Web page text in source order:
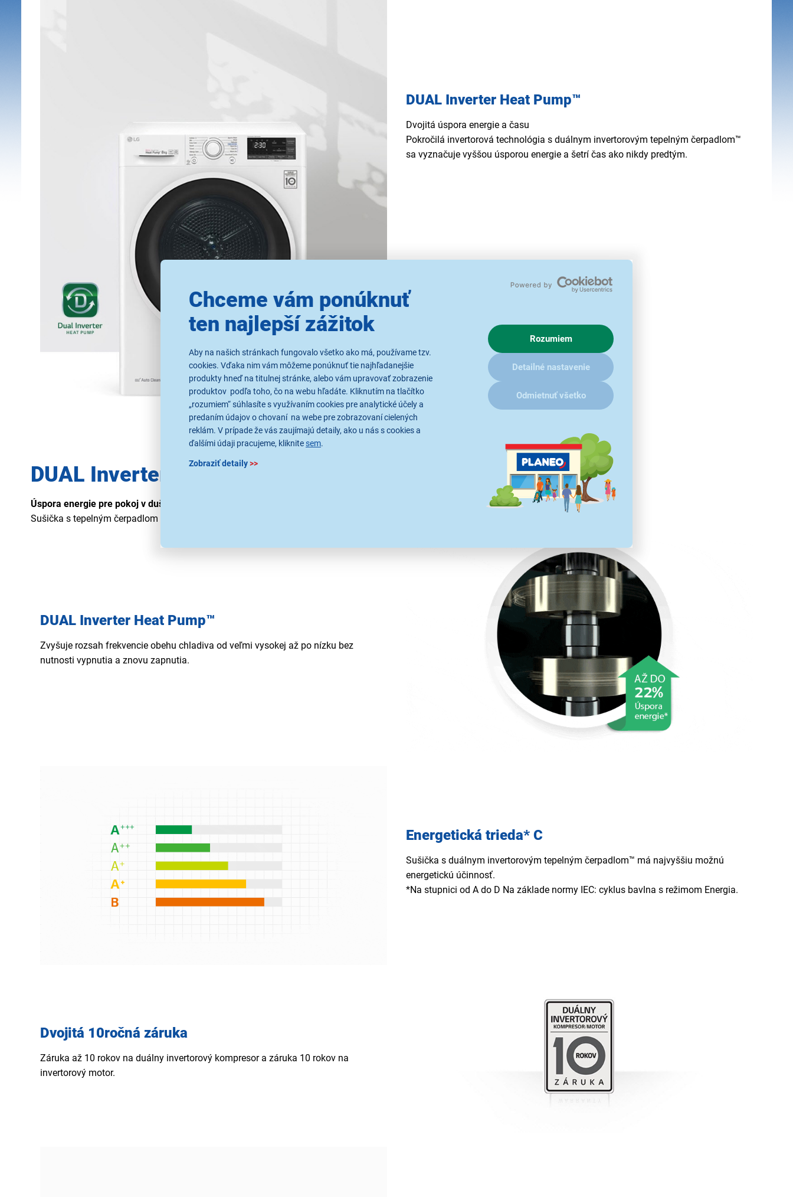
Chceme vám ponúknuť
ten najlepší zážitok
Aby na našich stránkach fungovalo všetko ako má, používame tzv.
cookies. Vďaka nim vám môžeme ponúknuť tie najhľadanejšie
produkty hneď na titulnej stránke, alebo vám upravovať zobrazenie
produktov podľa toho, čo na webu hľadáte. Kliknutím na tlačítko
„rozumiem“ súhlasíte s využívaním cookies pre analytické účely a
predaním údajov o chovaní na webe pre zobrazovaní cielených
reklám. V prípade že vás zaujímajú detaily, ako u nás s cookies a
ďalšími údaji pracujeme, kliknite sem.
Zobraziť detaily>>
Rozumiem
Detailné nastavenie
Odmietnuť všetko
DUAL Inverter Heat Pump™
Dvojitá úspora energie a času
Pokročilá invertorová technológia s duálnym invertorovým tepelným čerpadlom™
sa vyznačuje vyššou úsporou energie a šetrí čas ako nikdy predtým.
DUAL Inverter Heat Pump™
Úspora energie pre pokoj v duši
Sušička s tepelným čerpadlom DUAL Inverter Heat Pump™ spĺňa všetky vaše požiadavky.
DUAL Inverter Heat Pump™
Zvyšuje rozsah frekvencie obehu chladiva od veľmi vysokej až po nízku bez
nutnosti vypnutia a znovu zapnutia.
Energetická trieda* C
Sušička s duálnym invertorovým tepelným čerpadlom™ má najvyššiu možnú
energetickú účinnosť.
*Na stupnici od A do D Na základe normy IEC: cyklus bavlna s režimom Energia.
Dvojitá 10ročná záruka
Záruka až 10 rokov na duálny invertorový kompresor a záruka 10 rokov na
invertorový motor.